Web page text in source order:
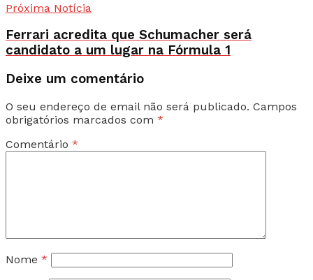
Próxima Notícia
Ferrari acredita que Schumacher será
candidato a um lugar na Fórmula 1
Deixe um comentário
O seu endereço de email não será publicado. Campos
obrigatórios marcados com *
Comentário *
Nome *